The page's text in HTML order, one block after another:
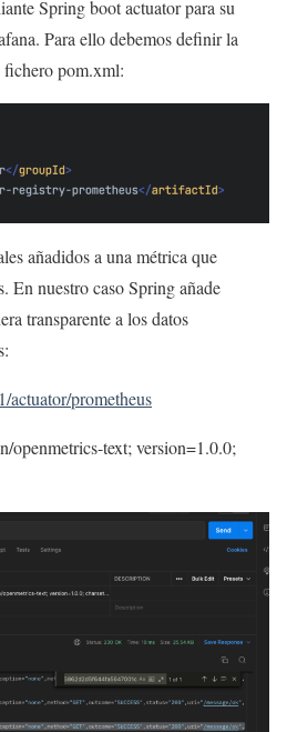
Spring boot actuator para su
Para ello debemos definir la
fichero pom.xml:
añadidos a una métrica que
En nuestro caso Spring añade
transparente a los datos
actuator/prometheus
openmetrics-text; version=1.0.0;